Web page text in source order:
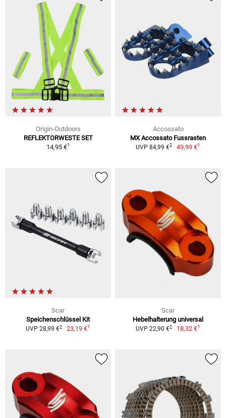
Origin-Outdoors
REFLEKTORWESTE SET
14,95 €1
Accossato
MX Accossato Fussrasten
UVP 84,99 €2 49,99 €1
Scar
Speichenschlüssel Kit
UVP 28,99 €2 23,19 €1
Scar
Hebelhalterung universal
UVP 22,90 €2 18,32 €1